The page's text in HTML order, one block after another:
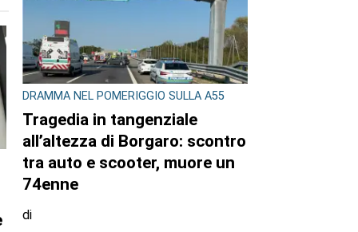
DRAMMA NEL POMERIGGIO SULLA A55
Tragedia in tangenziale
all’altezza di Borgaro: scontro
tra auto e scooter, muore un
74enne
di